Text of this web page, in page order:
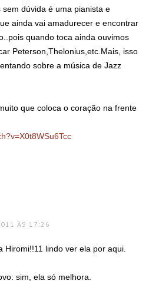
dúvida é uma pianista e
ainda vai amadurecer e encontrar
quando toca ainda ouvimos
Peterson,Thelonius,etc.Mais, isso
sobre a música de Jazz
que coloca o coração na frente
ÀS 17:26
Hiromi!!11 lindo ver ela por aqui.
sim, ela só melhora.